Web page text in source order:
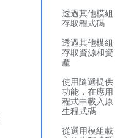
透過其他模組
存取程式碼
透過其他模組
存取資源和資
產
使用隨選提供
功能，在應用
程式中載入原
生程式碼
從選用模組載